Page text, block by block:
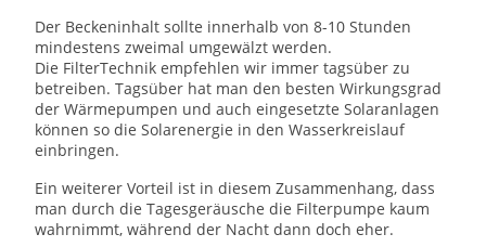
Der Beckeninhalt sollte innerhalb von 8-10 Stunden
mindestens zweimal umgewälzt werden.
Die FilterTechnik empfehlen wir immer tagsüber zu
betreiben. Tagsüber hat man den besten Wirkungsgrad
der Wärmepumpen und auch eingesetzte Solaranlagen
können so die Solarenergie in den Wasserkreislauf
einbringen.
Ein weiterer Vorteil ist in diesem Zusammenhang, dass
man durch die Tagesgeräusche die Filterpumpe kaum
wahrnimmt, während der Nacht dann doch eher.